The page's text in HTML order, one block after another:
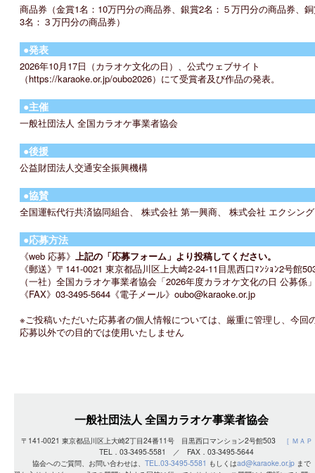
商品券（金賞1名：10万円分の商品券、銀賞2名：５万円分の商品券、
3名：３万円分の商品券）
●発表
2026年10月17日（カラオケ文化の日）、公式ウェブサイト
（https://karaoke.or.jp/oubo2026）にて受賞者及び作品の発表。
●主催
一般社団法人 全国カラオケ事業者協会
●後援
公益財団法人交通安全振興機構
●協賛
全国運転代行共済協同組合、 株式会社 第一興商、 株式会社 エクシング
●応募方法
《web 応募》 上記の「応募フォーム」より投稿してください。
《郵送》〒141-0021 東京都品川区上大崎2-24-11目黒西口ﾏﾝｼｮﾝ2号館
（一社）全国カラオケ事業者協会「2026年度カラオケ文化の日 公募係
《FAX》03-3495-5644《電子メール》oubo@karaoke.or.jp
※ご投稿いただいた応募者の個人情報については、厳重に管理し、今回
応募以外での目的では使用いたしません
一般社団法人 全国カラオケ事業者協会
〒141-0021 東京都品川区上大崎2丁目24番11号 目黒西口マンション2号館503
［ ＭＡ
TEL．03-3495-5581 ／ FAX．03-3495-5644
協会へのご質問、お問い合わせは、 TEL.03-3495-5581 もしくはad@karaoke.or.jp まで